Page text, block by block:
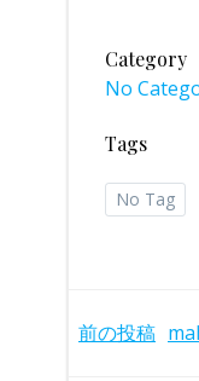
Category
No
Tags
No Tag
Post
前の投稿